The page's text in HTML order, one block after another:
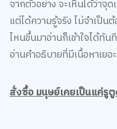
จากตัวอย่าง จะเห็นได้ว่าจุ
แต่ได้ความรู้จริง ไม่จำเป็น
ไหนขึ้นมาอ่านก็เข้าใจได้ทั
อ่านคำอธิบายที่มีเนื้อหาเยอ
สั่งซื้อ มนุษย์เคยเป็นแค่รู